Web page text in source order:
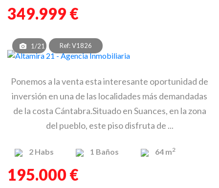
349.999 €
1/21 Ref: V1826
Ponemos a la venta esta interesante oportunidad de
inversión en una de las localidades más demandadas
de la costa Cántabra.Situado en Suances, en la zona
del pueblo, este piso disfruta de ...
2 Habs 1 Baños 64 m2
195.000 €